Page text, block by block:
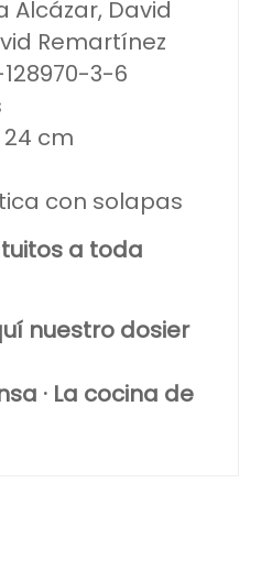
Alcázar, David
Remartínez
128970-3-6
24 cm
con solapas
a toda
nuestro dosier
· La cocina de